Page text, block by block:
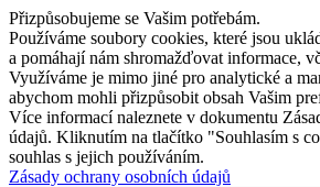
Přizpůsobujeme se Vašim potřebám.
Používáme soubory cookies, které jsou
a pomáhají nám shromažďovat informace,
Využíváme je mimo jiné pro analytické a
abychom mohli přizpůsobit obsah Vašim
Více informací naleznete v dokumentu
údajů. Kliknutím na tlačítko "Souhlasím s
souhlas s jejich používáním.
Zásady ochrany osobních údajů